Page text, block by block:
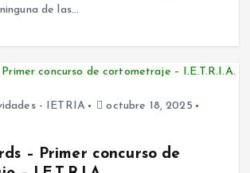
de las…
- IETRIA
octubre 18, 2025
– Primer concurso de